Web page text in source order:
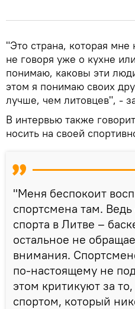
"Это страна, которая мне
не говоря уже о кухне
понимаю, каковы эти
этом я понимаю своих
лучше, чем литовцев", -
В интервью также
носить на своей
"Меня беспокоит
спортсмена там.
спорта в Литве –
остальное не
внимания.
по-настоящему не
этом критикуют за
спортом, который